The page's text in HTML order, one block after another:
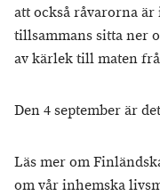
att också råvarorna är
tillsammans sitta ner
av kärlek till maten
Den 4 september är
Läs mer om
om vår inhemska